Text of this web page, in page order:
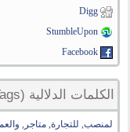
Digg
StumbleUpon
Facebook
الكلمات الدلالية (Tags)
لمنصب, للتجارة,متاجر ,